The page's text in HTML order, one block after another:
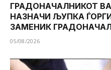
ГРАДОНАЧАЛНИКОТ
НАЗНАЧИ ЉУПКА
ЗАМЕНИК
05/08/2026